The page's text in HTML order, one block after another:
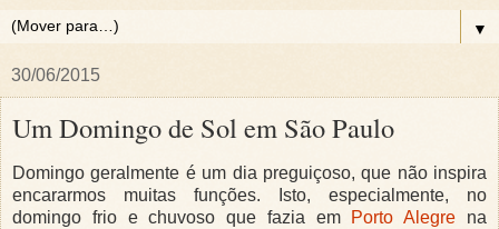
▼
30/06/2015
Um Domingo de Sol em São Paulo
Domingo geralmente é um dia preguiçoso, que não inspira
encararmos muitas funções. Isto, especialmente, no
domingo frio e chuvoso que fazia em Porto Alegre na